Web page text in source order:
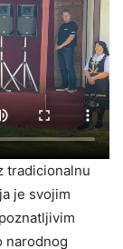
tradicionalnu
je svojim
narodnog